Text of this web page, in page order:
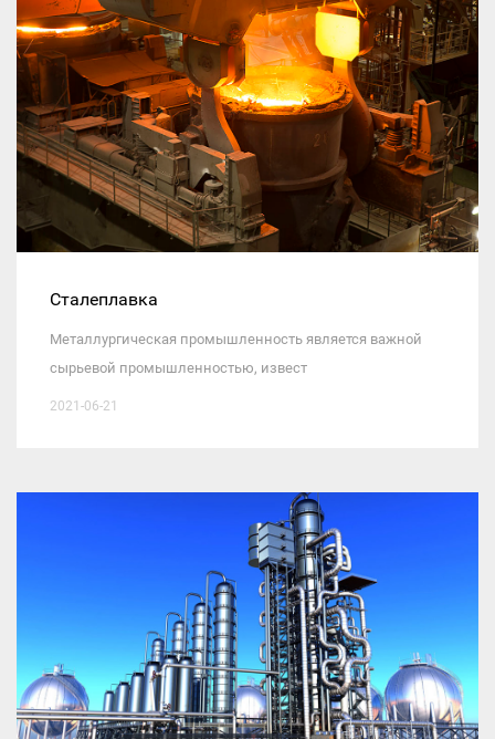
Сталеплавка
Металлургическая промышленность является важной
сырьевой промышленностью, извест
2021-06-21